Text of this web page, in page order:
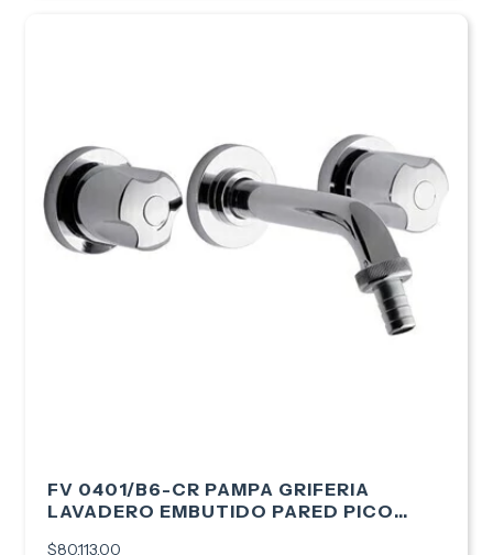
FV 0401/B6-CR PAMPA GRIFERIA
LAVADERO EMBUTIDO PARED PICO
$80.113,00